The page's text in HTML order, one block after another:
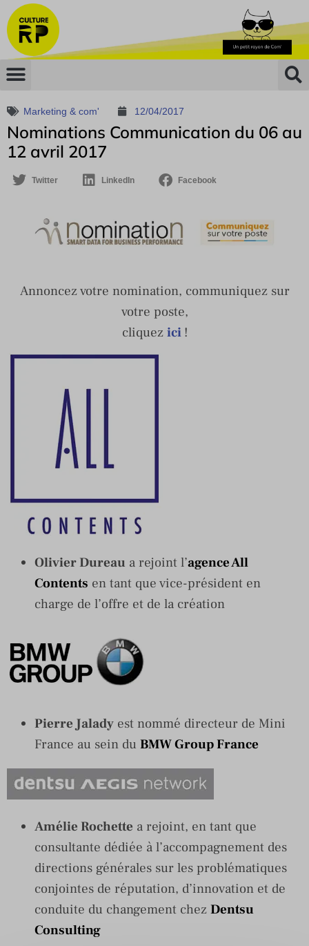
Marketing & com' 12/04/2017
Nominations Communication du 06 au
12 avril 2017
Twitter LinkedIn Facebook
Annoncez votre nomination, communiquez sur
votre poste,
cliquez ici !
Olivier Dureau a rejoint l’agence All
Contents en tant que vice-président en
charge de l’offre et de la création
Pierre Jalady est nommé directeur de Mini
France au sein du BMW Group France
Amélie Rochette a rejoint, en tant que
consultante dédiée à l’accompagnement des
directions générales sur les problématiques
conjointes de réputation, d’innovation et de
conduite du changement chez Dentsu
Consulting